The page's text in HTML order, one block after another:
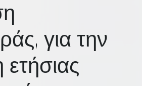
για την